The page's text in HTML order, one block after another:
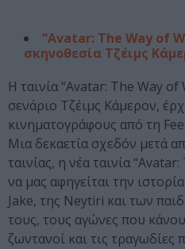
“Avatar: The Way of
σκηνοθεσία Τζέιμς
Η ταινία “Avatar: The Way
σενάριο Τζέιμς Κάμερον,
κινηματογράφους από τη
Μια δεκαετία σχεδόν μετά
ταινίας, η νέα ταινία
να μας αφηγείται την
Jake, της Neytiri και των
τους, τους αγώνες που
ζωντανοί και τις τραγωδίες